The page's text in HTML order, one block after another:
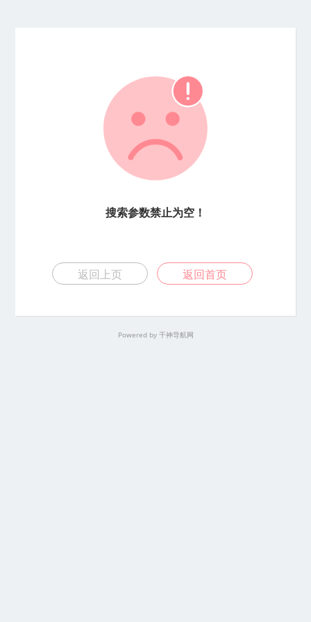
搜索参数禁止为空！
返回上页 返回首页
Powered by 千神导航网